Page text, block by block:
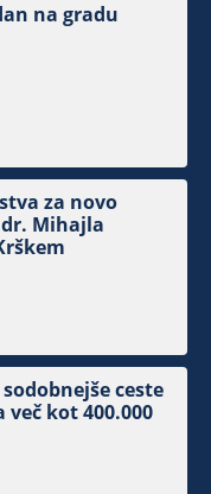
na gradu
za novo
Mihajla
ceste
več kot 400.000